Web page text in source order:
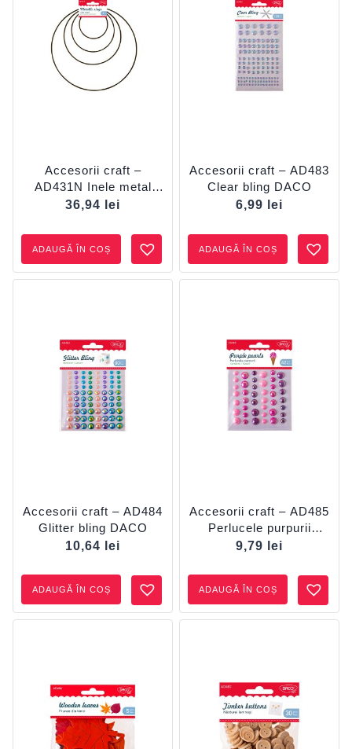
Accesorii craft –
AD431N Inele metal
negre DACO
36,94 lei
ADAUGĂ ÎN COȘ
Accesorii craft – AD483
Clear bling DACO
6,99
lei
ADAUGĂ ÎN COȘ
Accesorii craft – AD484
Glitter bling DACO
10,64
lei
ADAUGĂ ÎN COȘ
Accesorii craft – AD485
Perlucele purpurii
DACO
9,79 lei
ADAUGĂ ÎN COȘ